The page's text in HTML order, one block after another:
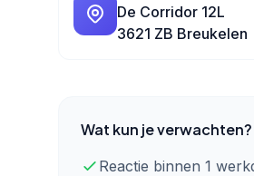
De Corridor 12L
3621 ZB Breukelen
Wat kun je verwachten?
Reactie binnen 1